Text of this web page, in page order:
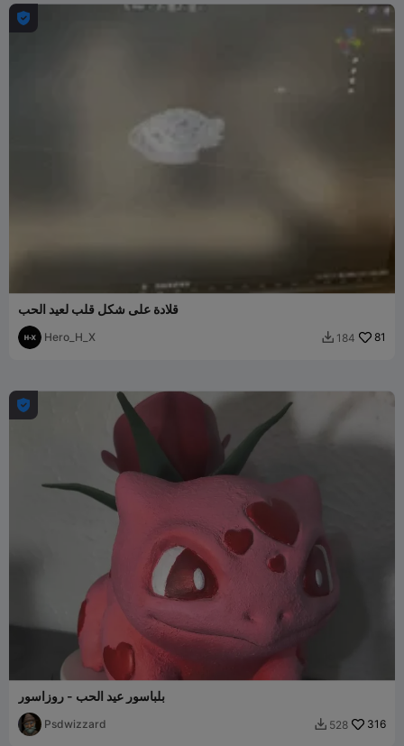

قلادة على شكل قلب لعيد الحب
Hero_H_X  184 81

بلباسور عيد الحب - روزاسور
Psdwizzard  528 316